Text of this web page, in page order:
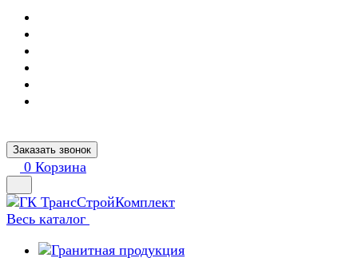
Заказать звонок
0 Корзина
Весь каталог